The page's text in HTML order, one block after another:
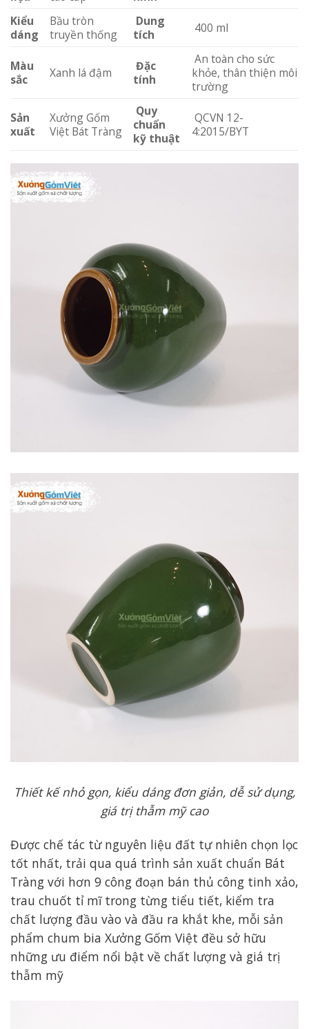
Kiểu
dáng
Bầu tròn
truyền thống
Dung
tích
400 ml
Màu
sắc
Xanh lá đậm
Đặc
tính
An toàn cho sức
khỏe, thân thiện môi
trường
Sản
xuất
Xưởng Gốm
Việt Bát Tràng
Quy
chuẩn
kỹ thuật
QCVN 12-
4:2015/BYT
Thiết kế nhỏ gọn, kiểu dáng đơn giản, dễ sử dụng,
giá trị thẫm mỹ cao
Được chế tác từ nguyên liệu đất tự nhiên chọn lọc
tốt nhất, trải qua quá trình sản xuất chuẩn Bát
Tràng với hơn 9 công đoạn bán thủ công tinh xảo,
trau chuốt tỉ mĩ trong từng tiểu tiết, kiểm tra
chất lượng đầu vào và đầu ra khắt khe, mỗi sản
phẩm chum bia Xưởng Gốm Việt đều sở hữu
những ưu điểm nổi bật về chất lượng và giá trị
thẫm mỹ